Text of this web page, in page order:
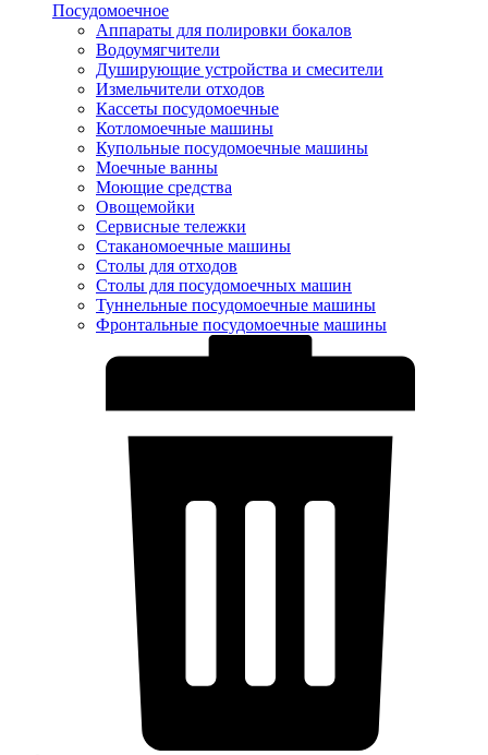
Посудомоечное
Аппараты для полировки бокалов
Водоумягчители
Душирующие устройства и смесители
Измельчители отходов
Кассеты посудомоечные
Котломоечные машины
Купольные посудомоечные машины
Моечные ванны
Моющие средства
Овощемойки
Сервисные тележки
Стаканомоечные машины
Столы для отходов
Столы для посудомоечных машин
Туннельные посудомоечные машины
Фронтальные посудомоечные машины